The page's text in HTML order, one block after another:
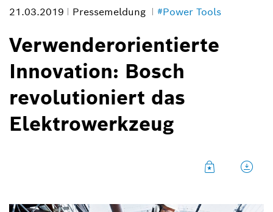
21.03.2019 Pressemeldung #Power Tools
Verwenderorientierte
Innovation: Bosch
revolutioniert das
Elektrowerkzeug